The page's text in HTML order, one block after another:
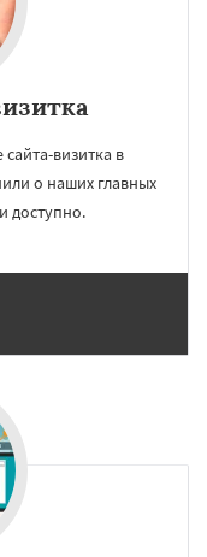
визитка в
о наших главных
доступно.